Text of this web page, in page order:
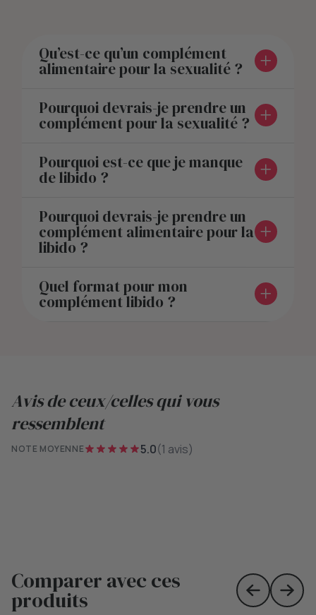
Qu’est-ce qu’un complément
alimentaire pour la sexualité ?
Pourquoi devrais-je prendre un
complément pour la sexualité ?
Pourquoi est-ce que je manque
de libido ?
Pourquoi devrais-je prendre un
complément alimentaire pour la
libido ?
Quel format pour mon
complément libido ?
Avis de ceux/celles qui vous
ressemblent
NOTE MOYENNE 5.0(1 avis)
Comparer avec ces
produits Skip toSkip